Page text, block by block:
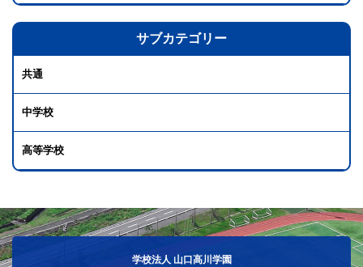
サブカテゴリー
共通
中学校
高等学校
学校法人 山口高川学園